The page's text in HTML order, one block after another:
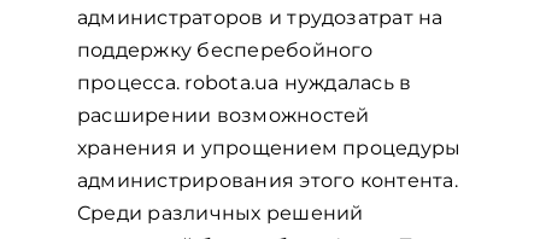
администраторов и трудозатрат на
поддержку бесперебойного
процесса. robota.ua нуждалась в
расширении возможностей
хранения и упрощением процедуры
администрирования этого контента.
Среди различных решений